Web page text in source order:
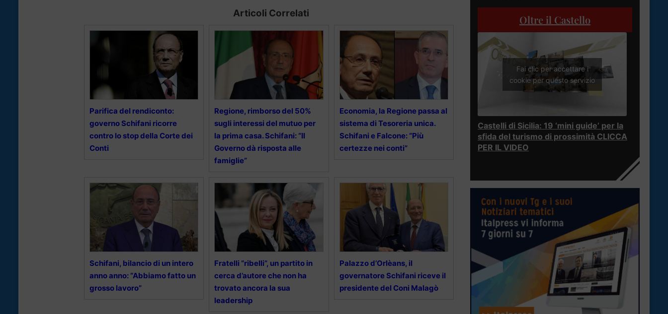
Articoli Correlati
Parifica del rendiconto:
governo Schifani ricorre
contro lo stop della Corte dei
Conti
Regione, rimborso del 50%
sugli interessi del mutuo per
la prima casa. Schifani: “Il
Governo dà risposta alle
famiglie”
Economia, la Regione passa al
sistema di Tesoreria unica.
Schifani e Falcone: “Più
certezze nei conti”
Schifani, bilancio di un intero
anno anno: “Abbiamo fatto un
grosso lavoro”
Fratelli “ribelli”, un partito in
cerca d’autore che non ha
trovato ancora la sua
leadership
Palazzo d’Orlèans, il
governatore Schifani riceve il
presidente del Coni Malagò
Oltre il Castello
Fai clic per accettare i
cookie per questo servizio
Castelli di Sicilia: 19 ‘mini guide’ per la
sfida del turismo di prossimità CLICCA
PER IL VIDEO